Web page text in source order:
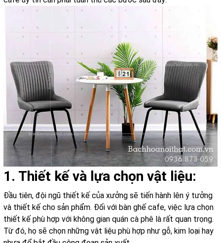
1. Thiết kế và lựa chọn vật liệu:
Đầu tiên, đội ngũ thiết kế của xưởng sẽ tiến hành lên ý tưởng
và thiết kế cho sản phẩm. Đối với bàn ghế cafe, việc lựa chọn
thiết kế phù hợp với không gian quán cà phê là rất quan trọng.
Từ đó, họ sẽ chọn những vật liệu phù hợp như gỗ, kim loại hay